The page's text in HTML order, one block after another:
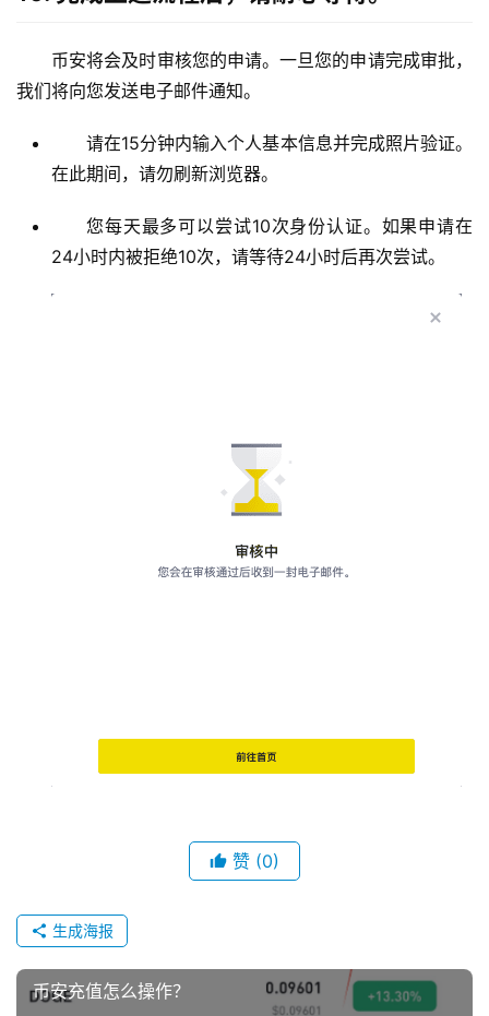
币安将会及时审核您的申请。一旦您的申请完成审批，
我们将向您发送电子邮件通知。
请在15分钟内输入个人基本信息并完成照片验证。
在此期间，请勿刷新浏览器。
您每天最多可以尝试10次身份认证。如果申请在
24小时内被拒绝10次，请等待24小时后再次尝试。
赞 (0)
生成海报
币安充值怎么操作？